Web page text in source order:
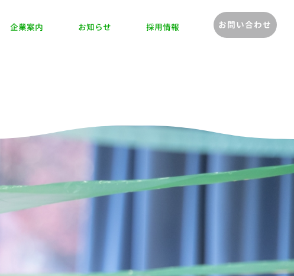
企業案内 お知らせ 採用情報 お問い合わせ